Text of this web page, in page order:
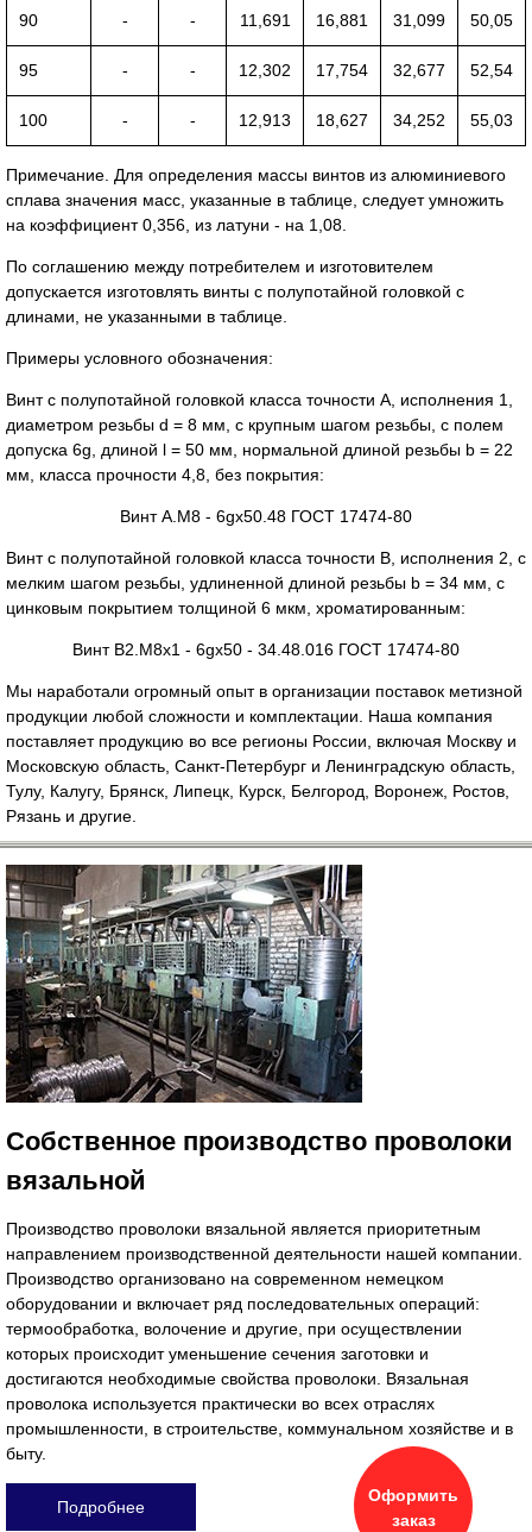
90 - - 11,691 16,881 31,099 50,05
95 - - 12,302 17,754 32,677 52,54
100 - - 12,913 18,627 34,252 55,03
Примечание. Для определения массы винтов из алюминиевого
сплава значения масс, указанные в таблице, следует умножить
на коэффициент 0,356, из латуни - на 1,08.
По соглашению между потребителем и изготовителем
допускается изготовлять винты с полупотайной головкой с
длинами, не указанными в таблице.
Примеры условного обозначения:
Винт с полупотайной головкой класса точности А, исполнения 1,
диаметром резьбы d = 8 мм, с крупным шагом резьбы, с полем
допуска 6g, длиной l = 50 мм, нормальной длиной резьбы b = 22
мм, класса прочности 4,8, без покрытия:
Винт A.M8 - 6gх50.48 ГОСТ 17474-80
Винт с полупотайной головкой класса точности В, исполнения 2, с
мелким шагом резьбы, удлиненной длиной резьбы b = 34 мм, с
цинковым покрытием толщиной 6 мкм, хроматированным:
Винт B2.M8х1 - 6gх50 - 34.48.016 ГОСТ 17474-80
Мы наработали огромный опыт в организации поставок метизной
продукции любой сложности и комплектации. Наша компания
поставляет продукцию во все регионы России, включая Москву и
Московскую область, Санкт-Петербург и Ленинградскую область,
Тулу, Калугу, Брянск, Липецк, Курск, Белгород, Воронеж, Ростов,
Рязань и другие.
Собственное производство проволоки
вязальной
Производство проволоки вязальной является приоритетным
направлением производственной деятельности нашей компании.
Производство организовано на современном немецком
оборудовании и включает ряд последовательных операций:
термообработка, воло­чение и другие, при осуществлении
которых происходит умень­шение сечения заготовки и
достигаются необходимые свойства проволоки. Вязальная
проволока используется практически во всех отраслях
промышленности, в строительстве, коммунальном хозяйстве и в
быту.
Подробнее
Оформить
заказ